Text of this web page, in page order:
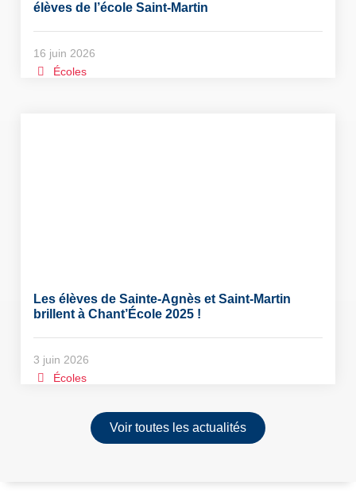
élèves de l’école Saint-Martin
16 juin 2026
Écoles
Les élèves de Sainte-Agnès et Saint-Martin
brillent à Chant’École 2025 !
3 juin 2026
Écoles
Voir toutes les actualités